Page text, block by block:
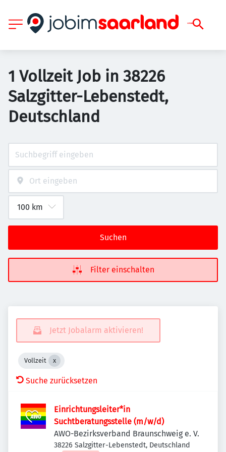
1 Vollzeit Job in 38226
Salzgitter-Lebenstedt,
Deutschland
Suchen
Filter einschalten
Jetzt Jobalarm aktivieren!
Vollzeit
Suche zurücksetzen
Einrichtungsleiter*in
Suchtberatungsstelle (m/w/d)
AWO-Bezirksverband Braunschweig e. V.
38226 Salzgitter-Lebenstedt, Deutschland